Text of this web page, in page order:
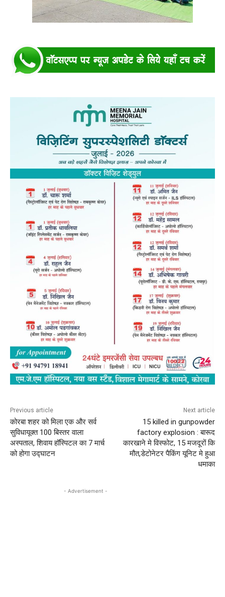
Previous article
कोरबा शहर को मिला एक और सर्व
सुविधायूक्त 100 बिस्तर वाला
अस्पताल, शिवाय हॉस्पिटल का 7 मार्च
को होगा उद्घाटन
Next article
15 killed in gunpowder
factory explosion : बारूद
कारखाने मे विस्फोट, 15 मजदूरों कि
मौत,डेटोनेटर पैकिंग यूनिट मे हुआ
धमाका
- Advertisement -